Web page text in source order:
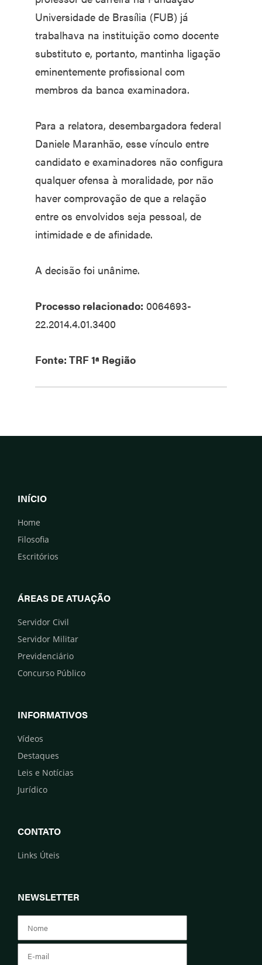
Universidade de Brasília (FUB) já
trabalhava na instituição como docente
substituto e, portanto, mantinha ligação
eminentemente profissional com
membros da banca examinadora.
Para a relatora, desembargadora federal
Daniele Maranhão, esse vínculo entre
candidato e examinadores não configura
qualquer ofensa à moralidade, por não
haver comprovação de que a relação
entre os envolvidos seja pessoal, de
intimidade e de afinidade.
A decisão foi unânime.
Processo relacionado: 0064693-
22.2014.4.01.3400
Fonte: TRF 1ª Região
INÍCIO
Home
Filosofia
Escritórios
ÁREAS DE ATUAÇÃO
Servidor Civil
Servidor Militar
Previdenciário
Concurso Público
INFORMATIVOS
Vídeos
Destaques
Leis e Notícias
Jurídico
CONTATO
Links Úteis
NEWSLETTER